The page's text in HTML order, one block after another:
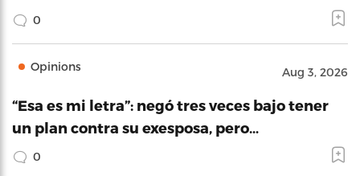
0
Opinions Aug 3, 2026
“Esa es mi letra”: negó tres veces bajo tener
un plan contra su exesposa, pero…
0